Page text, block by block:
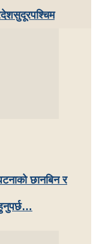
सुदूरपश्चिम
छानबिन र
हुनुपर्छ…